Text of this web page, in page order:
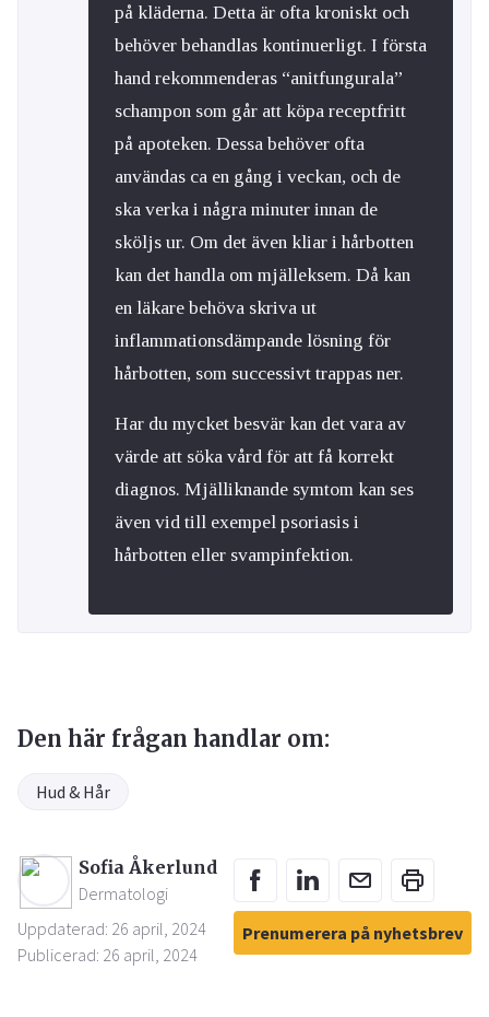
på kläderna. Detta är ofta kroniskt och
behöver behandlas kontinuerligt. I första
hand rekommenderas “anitfungurala”
schampon som går att köpa receptfritt
på apoteken. Dessa behöver ofta
användas ca en gång i veckan, och de
ska verka i några minuter innan de
sköljs ur. Om det även kliar i hårbotten
kan det handla om mjälleksem. Då kan
en läkare behöva skriva ut
inflammationsdämpande lösning för
hårbotten, som successivt trappas ner.
Har du mycket besvär kan det vara av
värde att söka vård för att få korrekt
diagnos. Mjälliknande symtom kan ses
även vid till exempel psoriasis i
hårbotten eller svampinfektion.
Den här frågan handlar om:
Hud & Hår
Sofia Åkerlund
Dermatologi
Uppdaterad: 26 april, 2024
Publicerad: 26 april, 2024
Prenumerera på nyhetsbrev